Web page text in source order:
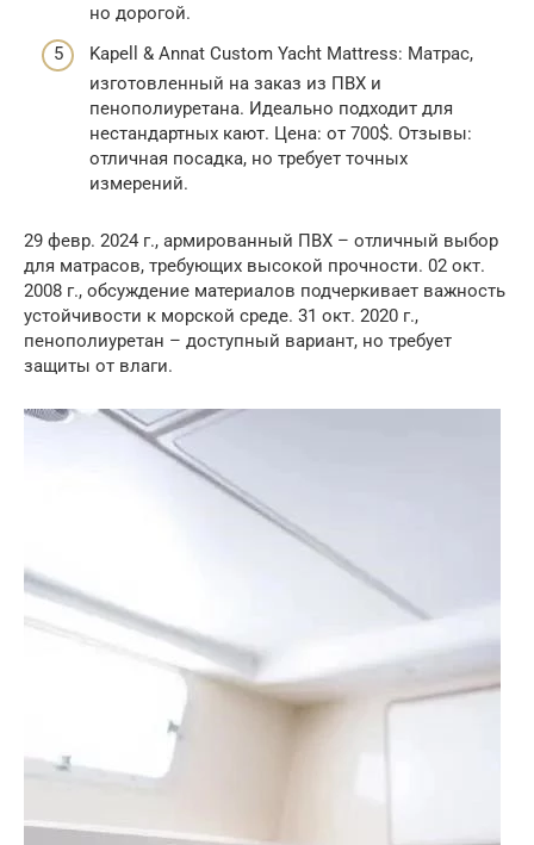
но дорогой.
Kapell & Annat Custom Yacht Mattress: Матрас,
изготовленный на заказ из ПВХ и
пенополиуретана. Идеально подходит для
нестандартных кают. Цена: от 700$. Отзывы:
отличная посадка, но требует точных
измерений.
29 февр. 2024 г., армированный ПВХ – отличный выбор
для матрасов, требующих высокой прочности. 02 окт.
2008 г., обсуждение материалов подчеркивает важность
устойчивости к морской среде. 31 окт. 2020 г.,
пенополиуретан – доступный вариант, но требует
защиты от влаги.